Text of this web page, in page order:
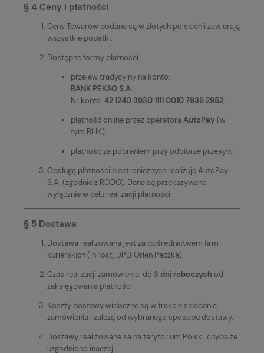
§ 4 Ceny i płatności
Ceny Towarów podane są w złotych polskich i zawierają
wszystkie podatki.
Dostępne formy płatności:
przelew tradycyjny na konto:
BANK PEKAO S.A.
Nr konta: 42 1240 3930 1111 0010 7936 2952,
płatność online przez operatora AutoPay (w
tym BLIK),
płatność za pobraniem przy odbiorze przesyłki.
Obsługę płatności elektronicznych realizuje AutoPay
S.A. (zgodnie z RODO). Dane są przekazywane
wyłącznie w celu realizacji płatności.
§ 5 Dostawa
Dostawa realizowana jest za pośrednictwem firm
kurierskich (InPost, DPD, Orlen Paczka).
Czas realizacji zamówienia: do 3 dni roboczych od
zaksięgowania płatności.
Koszty dostawy widoczne są w trakcie składania
zamówienia i zależą od wybranego sposobu dostawy.
Dostawy realizowane są na terytorium Polski, chyba że
uzgodniono inaczej.